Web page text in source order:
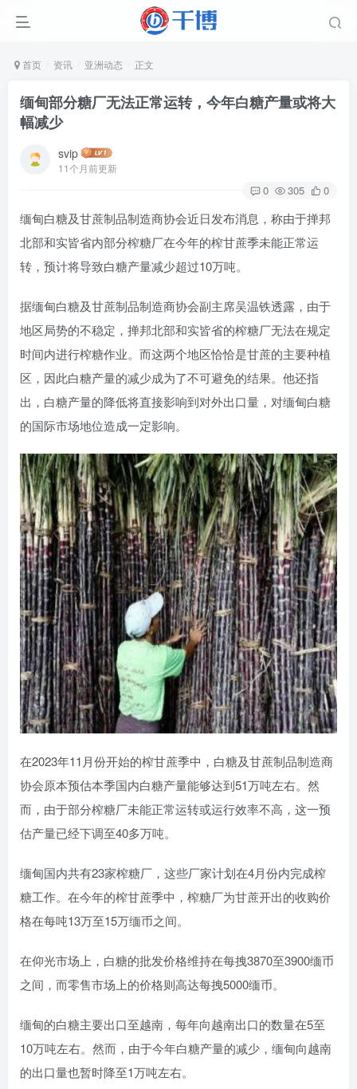
首页 资讯 亚洲动态 正文
缅甸部分糖厂无法正常运转，今年白糖产量或将大
幅减少
svip
11个月前更新
0 305 0
缅甸白糖及甘蔗制品制造商协会近日发布消息，称由于掸邦
北部和实皆省内部分榨糖厂在今年的榨甘蔗季未能正常运
转，预计将导致白糖产量减少超过10万吨。
据缅甸白糖及甘蔗制品制造商协会副主席吴温铁透露，由于
地区局势的不稳定，掸邦北部和实皆省的榨糖厂无法在规定
时间内进行榨糖作业。而这两个地区恰恰是甘蔗的主要种植
区，因此白糖产量的减少成为了不可避免的结果。他还指
出，白糖产量的降低将直接影响到对外出口量，对缅甸白糖
的国际市场地位造成一定影响。
在2023年11月份开始的榨甘蔗季中，白糖及甘蔗制品制造商
协会原本预估本季国内白糖产量能够达到51万吨左右。然
而，由于部分榨糖厂未能正常运转或运行效率不高，这一预
估产量已经下调至40多万吨。
缅甸国内共有23家榨糖厂，这些厂家计划在4月份内完成榨
糖工作。在今年的榨甘蔗季中，榨糖厂为甘蔗开出的收购价
格在每吨13万至15万缅币之间。
在仰光市场上，白糖的批发价格维持在每拽3870至3900缅币
之间，而零售市场上的价格则高达每拽5000缅币。
缅甸的白糖主要出口至越南，每年向越南出口的数量在5至
10万吨左右。然而，由于今年白糖产量的减少，缅甸向越南
的出口量也暂时降至1万吨左右。